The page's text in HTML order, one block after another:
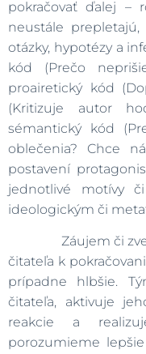
pokračovať ďalej –
neustále
otázky, hypotézy a
kód (Prečo
proairetický kód
(Kritizuje autor
sémantický kód
oblečenia? Chce
postavení
jednotlivé motívy
ideologickým či
Záujem či
čitateľa k
prípadne hlbšie.
čitateľa, aktivuje
reakcie a
porozumieme